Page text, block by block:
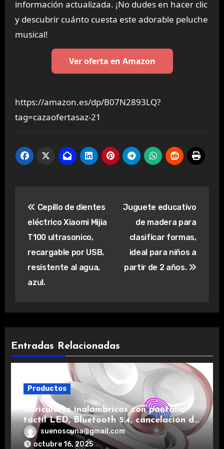
información actualizada. ¡No dudes en hacer clic
y descubrir cuánto cuesta este adorable peluche
musical!
Ver oferta en Amazon
https://amazon.es/dp/B07N2893LQ?
tag=cazaofertasaz-21
de
entradas
Cepillo de dientes
eléctrico Xiaomi Mijia
T100 ultrasonico,
recargable por USB,
resistente al agua,
azul.
Juguete educativo
de madera para
clasificar formas,
ideal para niños a
partir de 2 años.
Entradas Relacionadas
Productos
Auriculares inalámbricos con pantalla
táctil LED, Bluetooth 5.4, cancelación de
ruido, impermeables y de larga duración.
suenoscuna@gmail.com
octubre 16, 2025